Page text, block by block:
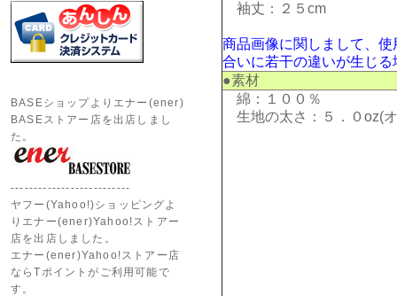
袖丈：２５cm
商品画像に関しまして、
合いに若干の違いが生じ
●素材
綿：１００％
生地の太さ：５．０oz(
BASEショップよりエナー(ener)
BASEストアー店を出店しまし
た。
--------------------------
ヤフー(Yahoo!)ショッピングよ
りエナー(ener)Yahoo!ストアー
店を出店しました。
エナー(ener)Yahoo!ストアー店
ならTポイントがご利用可能で
す。